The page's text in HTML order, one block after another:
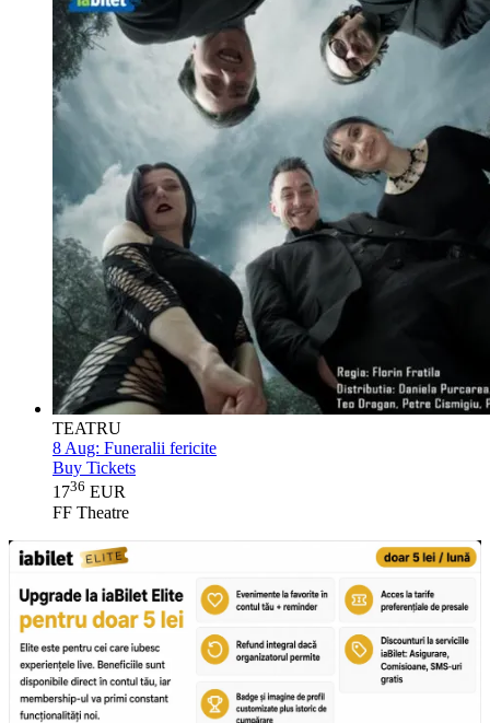
TEATRU
8 Aug: Funeralii fericite
Buy Tickets
1736 EUR
FF Theatre